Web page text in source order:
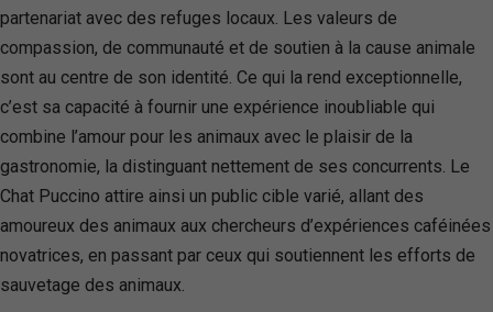
partenariat avec des refuges locaux. Les valeurs de
compassion, de communauté et de soutien à la cause animale
sont au centre de son identité. Ce qui la rend exceptionnelle,
c’est sa capacité à fournir une expérience inoubliable qui
combine l’amour pour les animaux avec le plaisir de la
gastronomie, la distinguant nettement de ses concurrents. Le
Chat Puccino attire ainsi un public cible varié, allant des
amoureux des animaux aux chercheurs d’expériences caféinées
novatrices, en passant par ceux qui soutiennent les efforts de
sauvetage des animaux.